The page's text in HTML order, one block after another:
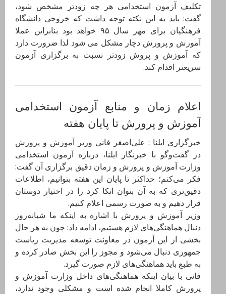
تکلیف آزمون استخدامی هر چه زودتر مشخص شود،
گفت: باید به این نکته توجه داشت که خروجی دانشگاه
فرهنگیان برای مهر سال ۹۵ خواهد بود بنابراین عملا
آموزش و پرورش دچار مشکل می شود لذا ضرورت دارد
که آموزش و پروش زودتر نسبت به برگزاری آزمون
سریعتر اقدام کند.
اعلام زمان و منابع آزمون استخدامی
آموزش و پرورش تا پایان هفته
خبرگزاری ایلنا : علی‌اصغر فانی وزیر آموزش و پرورش
در گفت‌وگو با خبرنگار ایلنا، درباره آزمون استخدامی
وزارت آموزش و پرورش و زمان دقیق برگزاری آن گفت:
فکر می‌کنم؛ حداکثر تا پایان این هفته بتوانیم، اطلاعات
دقیق‌تری که به آن بتوان اتکا کرد را در اختیار دوستان
قرار دهیم و به صورت رسمی اعلام کنیم.
وزیر آموزش و پرورش با اشاره به اینکه ما شبانه‌روز
دنبال هماهنگی‌های لازم هستیم، ادامه داد: چون به هر حال
بخشی از این آزمون در معاونت توسعه مدیریت ریاست
جمهوری دنبال می‌شود و مجوز را این بخش صادر کرده و
به طبع باید هماهنگی‌های لازم صورت گیرد.
فانی با بیان اینکه هماهنگی‌های داخل وزارت آموزش و
پرورش کاملا انجام شده است و مشکلی وجود ندارد،